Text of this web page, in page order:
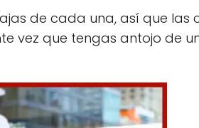
de cada una, así que las
vez que tengas antojo de